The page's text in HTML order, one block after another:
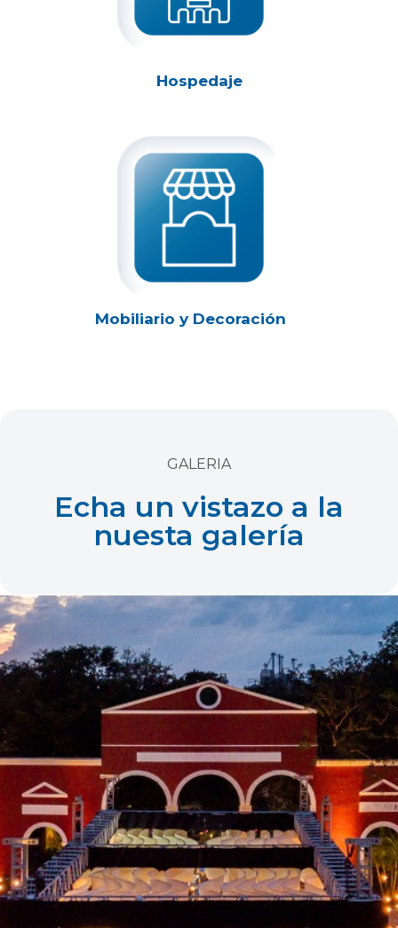
Hospedaje
Mobiliario y Decoración
GALERIA
Echa un vistazo a la
nuesta galería